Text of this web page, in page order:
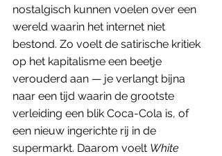
nostalgisch kunnen voelen over een
wereld waarin het internet niet
bestond. Zo voelt de satirische kritiek
op het kapitalisme een beetje
verouderd aan — je verlangt bijna
naar een tijd waarin de grootste
verleiding een blik Coca-Cola is, of
een nieuw ingerichte rij in de
supermarkt. Daarom voelt White